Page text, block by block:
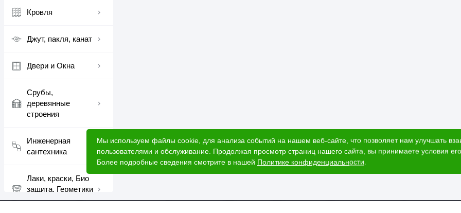
Кровля
Джут, пакля, канат
Двери и Окна
Срубы,
деревянные
строения
Инженерная
сантехника
Лаки, краски, Био
защита, Герметики
шовные
Мы используем файлы cookie, для анализа событий на нашем веб-сайте, что позволяет нам улучшать
пользователями и обслуживание. Продолжая просмотр страниц нашего сайта, вы принимаете условия
Более подробные сведения смотрите в нашей Политике конфиденциальности.